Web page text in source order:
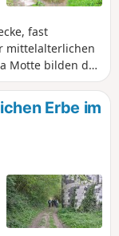
fast
mittelalterlichen
Motte bilden den
die eine große
und dem
Erbes (Château
bietet.
Erbe im